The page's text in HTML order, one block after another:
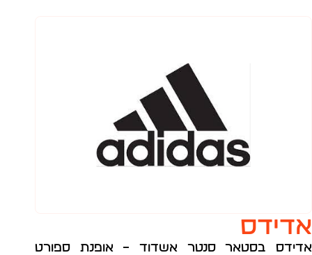
בסטאר סנטר אשדוד – אופנת ספורט